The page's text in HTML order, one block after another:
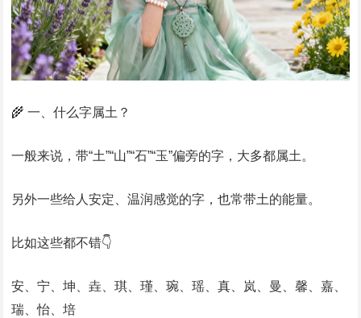
🌾 一、什么字属土？
一般来说，带“土”“山”“石”“玉”偏旁的字，大多都属土。
另外一些给人安定、温润感觉的字，也常带土的能量。
比如这些都不错👇
安、宁、坤、垚、琪、瑾、琬、瑶、真、岚、曼、馨、嘉、
瑞、怡、培